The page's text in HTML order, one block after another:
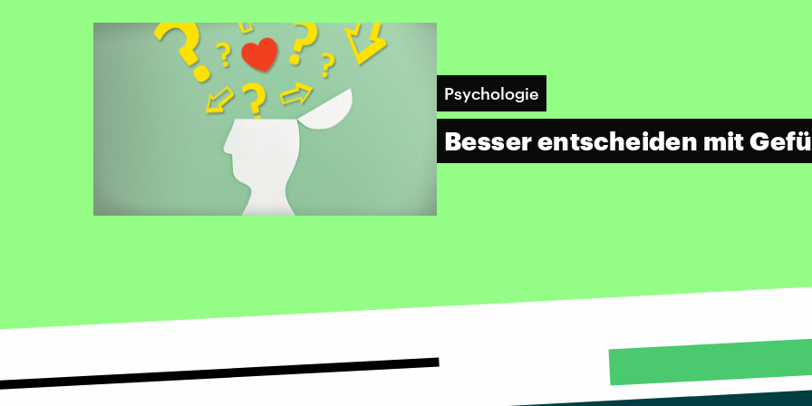
Psychologie
Besser entscheiden mit